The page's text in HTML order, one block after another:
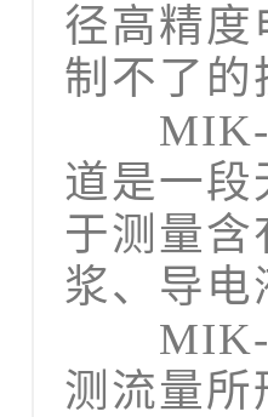
径高精度
制不了的
MIK-
道是一
于测量
浆、导
MIK-
测流量所